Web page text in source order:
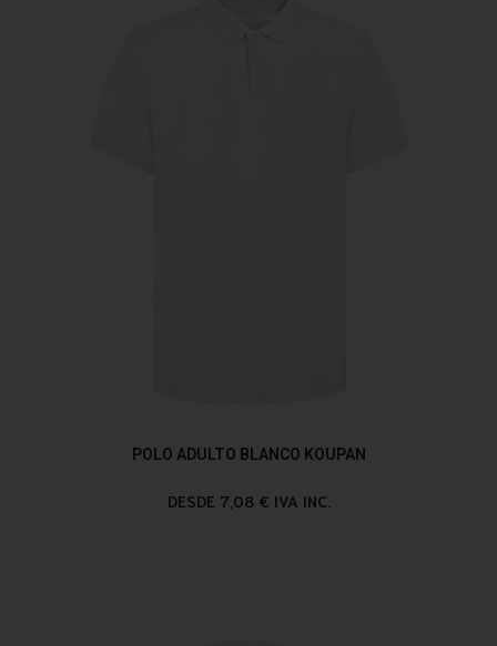
POLO ADULTO BLANCO KOUPAN
DESDE 7,08 € IVA INC.